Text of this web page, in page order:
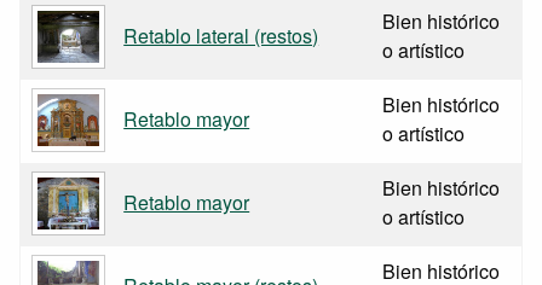
Retablo lateral (restos)
Bien histórico
o artístico
Retablo mayor
Bien histórico
o artístico
Retablo mayor
Bien histórico
o artístico
Bien histórico